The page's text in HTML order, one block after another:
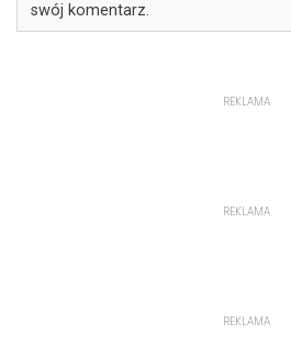
swój komentarz.
REKLAMA
REKLAMA
REKLAMA